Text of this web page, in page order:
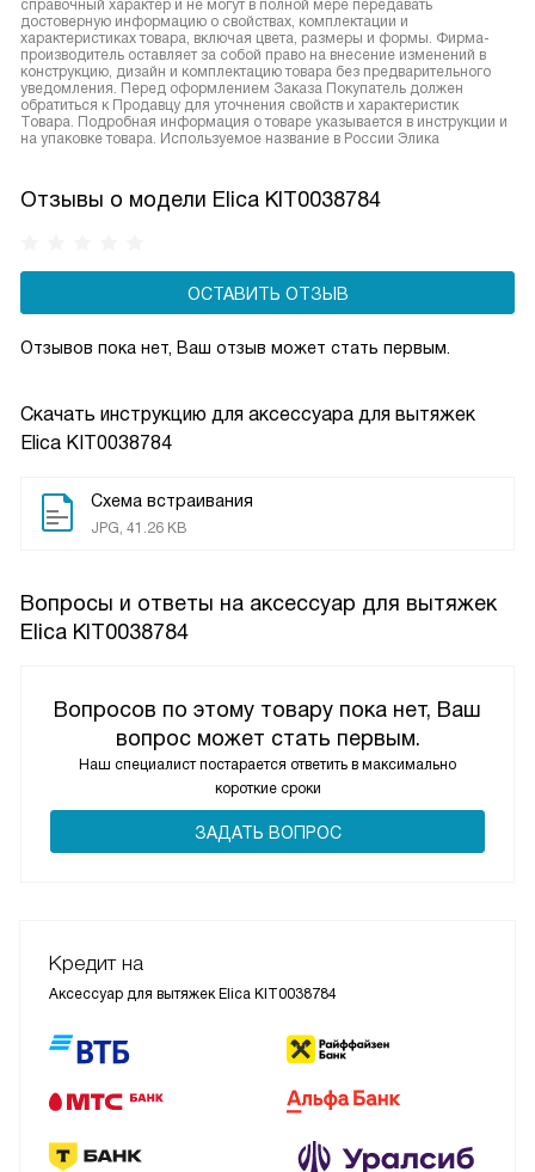
Скачать инструкцию для аксессуара для вытяжек
Elica KIT0038784
Схема встраивания
JPG, 41.26 KB
справочный характер и не могут в полной мере передавать
достоверную информацию о свойствах, комплектации и
характеристиках товара, включая цвета, размеры и формы. Фирма-
производитель оставляет за собой право на внесение изменений в
конструкцию, дизайн и комплектацию товара без предварительного
уведомления. Перед оформлением Заказа Покупатель должен
обратиться к Продавцу для уточнения свойств и характеристик
Товара. Подробная информация о товаре указывается в инструкции и
на упаковке товара. Используемое название в России Элика
Отзывы о модели Elica KIT0038784
ОСТАВИТЬ ОТЗЫВ
Отзывов пока нет, Ваш отзыв может стать первым.
Вопросы и ответы на аксессуар для вытяжек
Elica KIT0038784
Вопросов по этому товару пока нет, Ваш
вопрос может стать первым.
Наш специалист постарается ответить в максимально
короткие сроки
ЗАДАТЬ ВОПРОС
Кредит на
Аксессуар для вытяжек Elica KIT0038784